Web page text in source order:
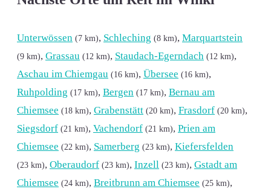
Unterwössen (7 km), Schleching (8 km), Marquartstein
(9 km), Grassau (12 km), Staudach-Egerndach (12 km),
Aschau im Chiemgau (16 km), Übersee (16 km),
Ruhpolding (17 km), Bergen (17 km), Bernau am
Chiemsee (18 km), Grabenstätt (20 km), Frasdorf (20 km),
Siegsdorf (21 km), Vachendorf (21 km), Prien am
Chiemsee (22 km), Samerberg (23 km), Kiefersfelden
(23 km), Oberaudorf (23 km), Inzell (23 km), Gstadt am
Chiemsee (24 km), Breitbrunn am Chiemsee (25 km),